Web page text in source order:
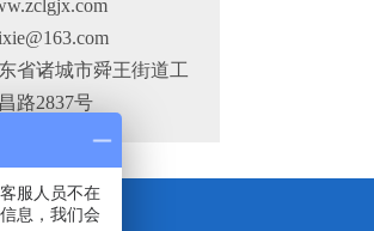
省诸城市舜王街道工
路2837号
服人员不在
息，我们会